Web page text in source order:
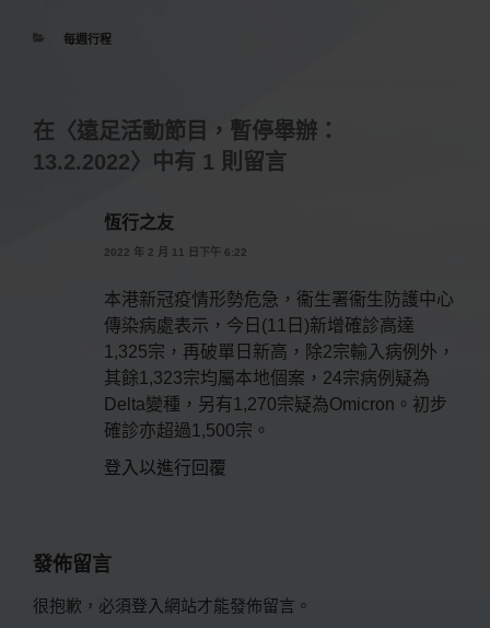
分
每週行程
在〈遠足活動節目，暫停舉辦：
13.2.2022〉中有 1 則留言
恆行之友
2022 年 2 月 11 日下午 6:22
本港新冠疫情形勢危急，衞生署衞生防護中心
傳染病處表示，今日(11日)新增確診高達
1,325宗，再破單日新高，除2宗輸入病例外，
其餘1,323宗均屬本地個案，24宗病例疑為
Delta變種，另有1,270宗疑為Omicron。初步
確診亦超過1,500宗。
登入以進行回覆
發佈留言
很抱歉，必須登入 網站才能發佈留言。